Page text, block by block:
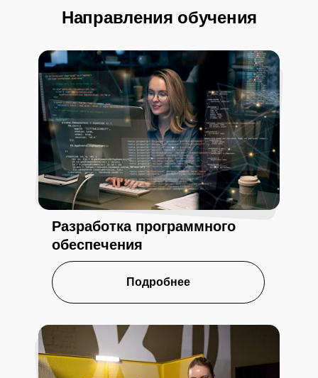
Направления обучения
Разработка программного
обеспечения
Подробнее